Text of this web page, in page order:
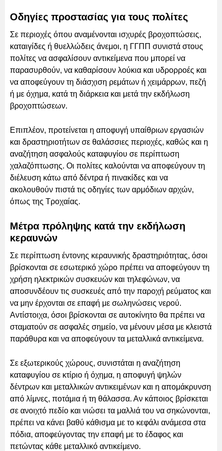
Οδηγίες προστασίας για τους πολίτες
Σε περιοχές όπου αναμένονται ισχυρές βροχοπτώσεις,
καταιγίδες ή θυελλώδεις άνεμοι, η ΓΓΠΠ συνιστά στους
πολίτες να ασφαλίσουν αντικείμενα που μπορεί να
παρασυρθούν, να καθαρίσουν λούκια και υδρορροές και
να αποφεύγουν τη διάσχιση ρεμάτων ή χειμάρρων, πεζή
ή με όχημα, κατά τη διάρκεια και μετά την εκδήλωση
βροχοπτώσεων.
Επιπλέον, προτείνεται η αποφυγή υπαίθριων εργασιών
και δραστηριοτήτων σε θαλάσσιες περιοχές, καθώς και η
αναζήτηση ασφαλούς καταφυγίου σε περίπτωση
χαλαζόπτωσης. Οι πολίτες καλούνται να αποφεύγουν τη
διέλευση κάτω από δέντρα ή πινακίδες και να
ακολουθούν πιστά τις οδηγίες των αρμόδιων αρχών,
όπως της Τροχαίας.
Μέτρα πρόληψης κατά την εκδήλωση
κεραυνών
Σε περίπτωση έντονης κεραυνικής δραστηριότητας, όσοι
βρίσκονται σε εσωτερικό χώρο πρέπει να αποφεύγουν τη
χρήση ηλεκτρικών συσκευών και τηλεφώνων, να
αποσυνδέουν τις συσκευές από την παροχή ρεύματος και
να μην έρχονται σε επαφή με σωληνώσεις νερού.
Αντίστοιχα, όσοι βρίσκονται σε αυτοκίνητο θα πρέπει να
σταματούν σε ασφαλές σημείο, να μένουν μέσα με κλειστά
παράθυρα και να αποφεύγουν τα μεταλλικά αντικείμενα.
Σε εξωτερικούς χώρους, συνιστάται η αναζήτηση
καταφυγίου σε κτίριο ή όχημα, η αποφυγή ψηλών
δέντρων και μεταλλικών αντικειμένων και η απομάκρυνση
από λίμνες, ποτάμια ή τη θάλασσα. Αν κάποιος βρίσκεται
σε ανοιχτό πεδίο και νιώσει τα μαλλιά του να σηκώνονται,
πρέπει να κάνει βαθύ κάθισμα με το κεφάλι ανάμεσα στα
πόδια, αποφεύγοντας την επαφή με το έδαφος και
πετώντας κάθε μεταλλικό αντικείμενο.